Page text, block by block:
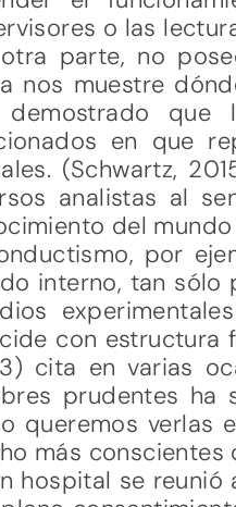
o las
parte, no
nos muestre
demostrado
en que
(Schwartz,
analistas al
del
por
interno, tan sólo
con estructura
cita en varias
prudentes ha
queremos verlas
más conscientes
hospital se